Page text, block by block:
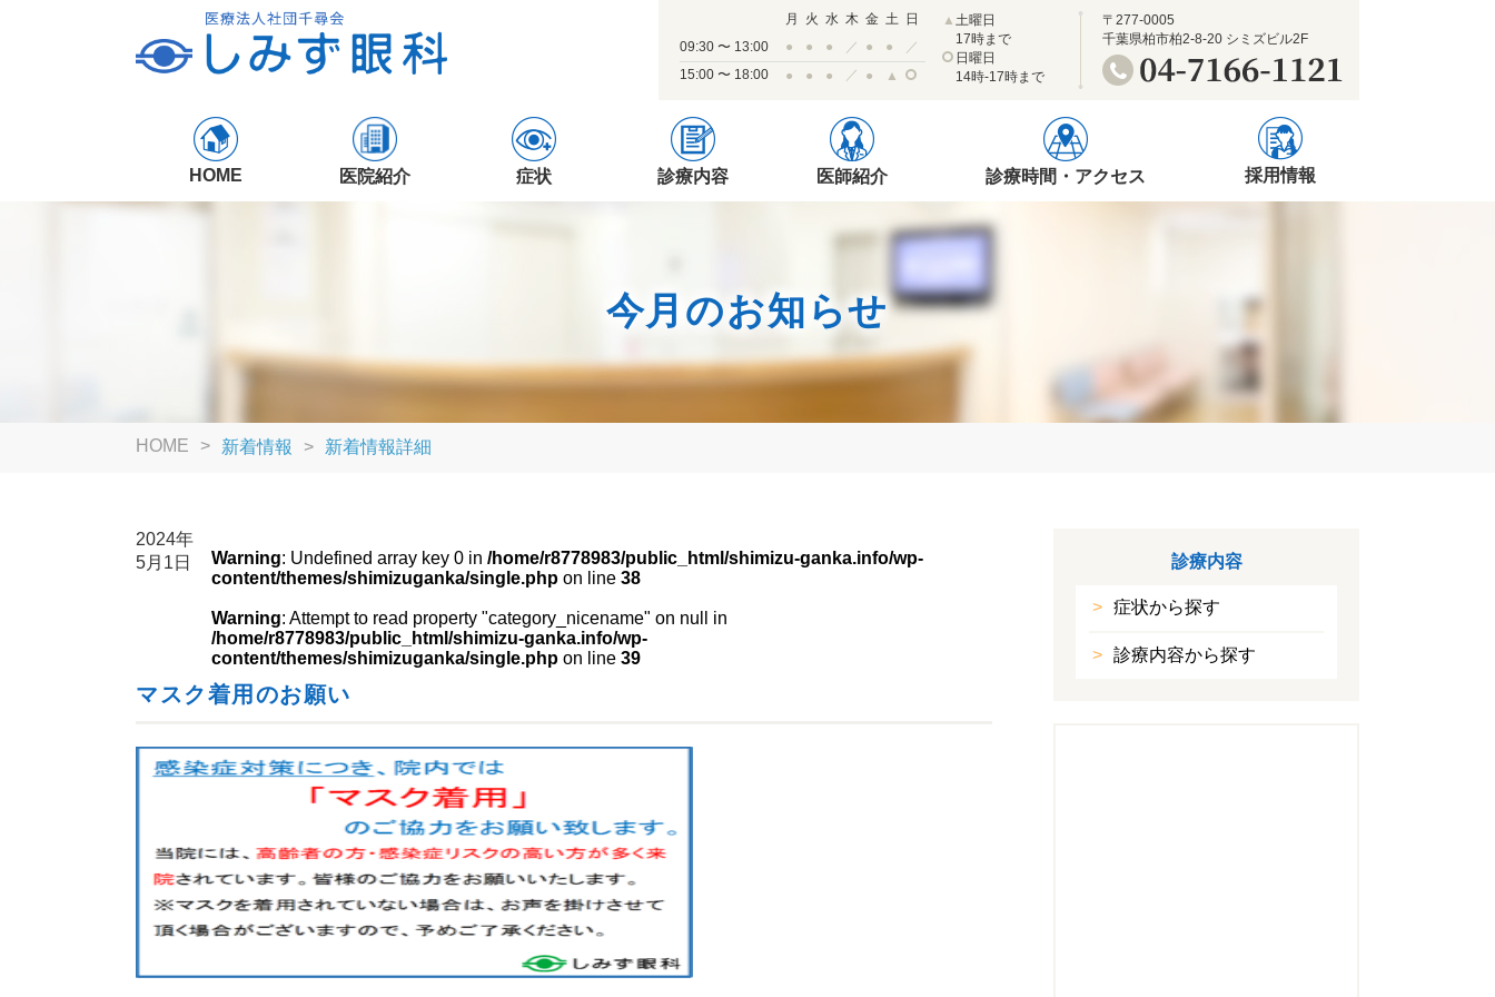
月 火 水 木 金 土
日
09:30 〜 13:00
● ● ● ／ ● ●
／
15:00 〜 18:00
● ● ● ／ ● ▲
▲ 土曜日
17時まで
日曜日
14時-17時まで
〒277-0005
千葉県柏市柏2-8-20 シミズビル2F
HOME 医院紹介 症状 診療内容 医師紹介 診療時間・アクセス 採用情報
今月のお知らせ
HOME 新着情報 新着情報詳細
2024年
5月1日
Warning: Undefined array key 0 in /home/r8778983/public_html/shimizu-ganka.info/wp-
content/themes/shimizuganka/single.phpon line 38
Warning: Attempt to read property "category_nicename" on null in
/home/r8778983/public_html/shimizu-ganka.info/wp-
content/themes/shimizuganka/single.phpon line 39
マスク着用のお願い
診療内容
症状から探す
診療内容から探す